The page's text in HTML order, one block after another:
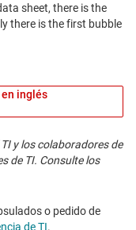
inglés
y los colaboradores de
de TI. Consulte los
o pedido de
de TI. ​​​​​​​​​​​​​​